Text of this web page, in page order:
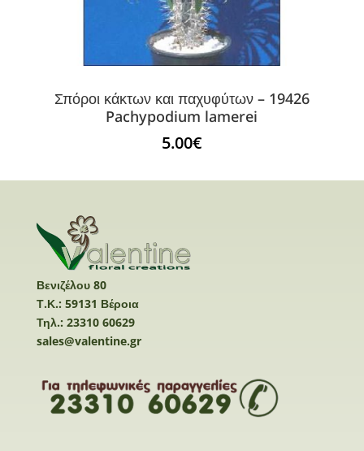
Σπόροι κάκτων και παχυφύτων – 19426
Pachypodium lamerei
5.00€
Βενιζέλου 80
Τ.Κ.: 59131 Βέροια
Τηλ.: 23310 60629
sales@valentine.gr